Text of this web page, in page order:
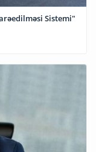
Sistemi"